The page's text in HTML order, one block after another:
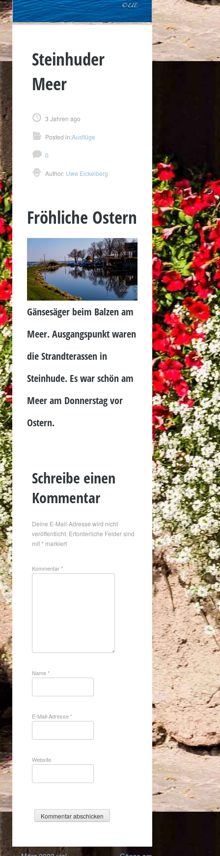
Steinhuder
Meer
3 Jahren ago
Posted in:Ausflüge
0
Author: Uwe Eickelberg
Fröhliche Ostern
Gänsesäger beim Balzen am
Meer. Ausgangspunkt waren
die Strandterassen in
Steinhude. Es war schön am
Meer am Donnerstag vor
Ostern.
Schreibe einen
Kommentar
Deine E-Mail-Adresse wird nicht
veröffentlicht. Erforderliche Felder sind
mit* markiert
Kommentar*
Name*
E-Mail-Adresse*
Website
Post